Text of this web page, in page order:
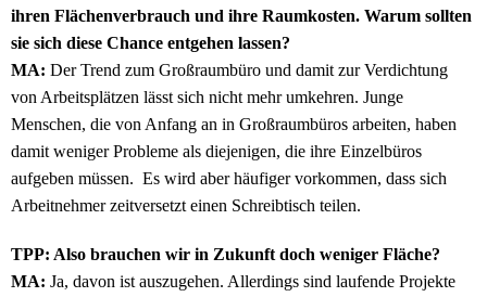
ihren Flächenverbrauch und ihre Raumkosten. Warum sollten
sie sich diese Chance entgehen lassen?
MA: Der Trend zum Großraumbüro und damit zur Verdichtung
von Arbeitsplätzen lässt sich nicht mehr umkehren. Junge
Menschen, die von Anfang an in Großraumbüros arbeiten, haben
damit weniger Probleme als diejenigen, die ihre Einzelbüros
aufgeben müssen. Es wird aber häufiger vorkommen, dass sich
Arbeitnehmer zeitversetzt einen Schreibtisch teilen.
TPP: Also brauchen wir in Zukunft doch weniger Fläche?
MA: Ja, davon ist auszugehen. Allerdings sind laufende Projekte